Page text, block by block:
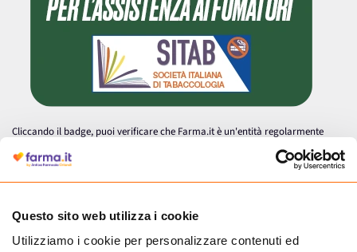
Questo sito web utilizza i cookie
Utilizziamo i cookie per personalizzare contenuti ed
Cliccando il badge, puoi verificare che Farma.it è un'entità regolarmente
autorizzata dal Ministero della Salute a effettuare la vendita online di
medicinali.